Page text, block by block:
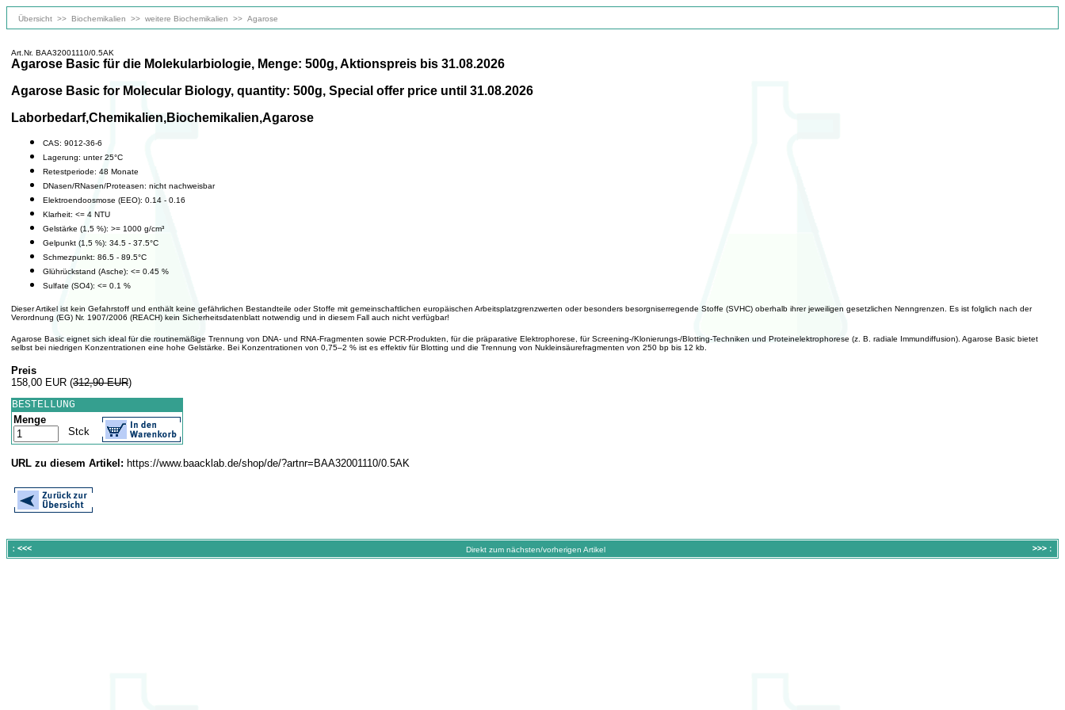
Übersicht >> Biochemikalien >> weitere Biochemikalien >> Agarose
Art.Nr. BAA32001110/0.5AK
Agarose Basic für die Molekularbiologie, Menge: 500g, Aktionspreis bis 31.08.2026
Agarose Basic for Molecular Biology, quantity: 500g, Special offer price until 31.08.2026
Laborbedarf,Chemikalien,Biochemikalien,Agarose
CAS: 9012-36-6
Lagerung: unter 25°C
Retestperiode: 48 Monate
DNasen/RNasen/Proteasen: nicht nachweisbar
Elektroendoosmose (EEO): 0.14 - 0.16
Klarheit: <= 4 NTU
Gelstärke (1,5 %): >= 1000 g/cm³
Gelpunkt (1,5 %): 34.5 - 37.5°C
Schmezpunkt: 86.5 - 89.5°C
Glührückstand (Asche): <= 0.45 %
Sulfate (SO4): <= 0.1 %
Dieser Artikel ist kein Gefahrstoff und enthält keine gefährlichen Bestandteile oder Stoffe mit gemeinschaftlichen europäischen Arbeitsplatzgrenzwerten oder besonders besorgniserregende Stoffe (SVHC) oberhalb ihrer jeweiligen gesetzlichen Nenngrenzen. Es ist folglich nach der
Verordnung (EG) Nr. 1907/2006 (REACH) kein Sicherheitsdatenblatt notwendig und in diesem Fall auch nicht verfügbar!
Agarose Basic eignet sich ideal für die routinemäßige Trennung von DNA- und RNA-Fragmenten sowie PCR-Produkten, für die präparative Elektrophorese, für Screening-/Klonierungs-/Blotting-Techniken und Proteinelektrophorese (z. B. radiale Immundiffusion). Agarose Basic bietet
selbst bei niedrigen Konzentrationen eine hohe Gelstärke. Bei Konzentrationen von 0,75–2 % ist es effektiv für Blotting und die Trennung von Nukleinsäurefragmenten von 250 bp bis 12 kb.
Preis
158,00 EUR (312,90 EUR)
BESTELLUNG
Menge
Stck
URL zu diesem Artikel: https://www.baacklab.de/shop/de/?artnr=BAA32001110/0.5AK
Direkt zum nächsten/vorherigen Artikel